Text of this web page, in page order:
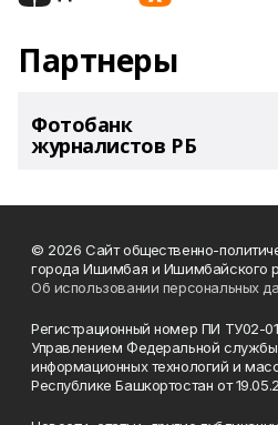
Партнеры
Фотобанк
журналистов РБ
© 2026 Сайт общественно-
города Ишимбая и Ишимбайского
Об использовании персональных
Регистрационный номер ПИ ТУ02-
Управлением Федеральной
информационных технологий и
Республике Башкортостан от